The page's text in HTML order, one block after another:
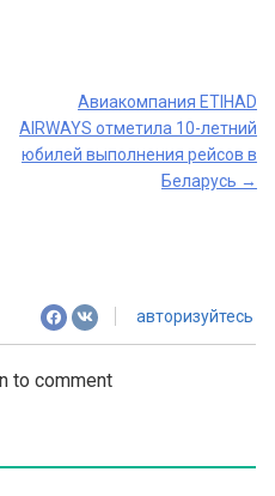
Авиакомпания ETIHAD
AIRWAYS отметила 10-летний
юбилей выполнения рейсов в
Беларусь →
авторизуйтесь
to comment